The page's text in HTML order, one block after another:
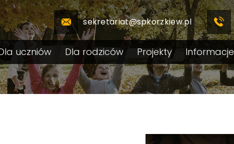
sekretariat@spkorzkiew.pl
uczniów Dla rodziców Projekty Informacje